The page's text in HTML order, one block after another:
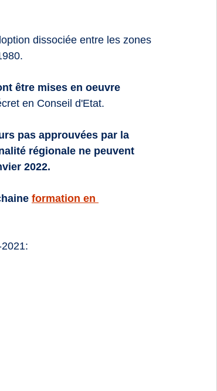
dissociée entre les zones
être mises en oeuvre
en Conseil d'Etat.
pas approuvées par la
régionale ne peuvent
2022.
formation en